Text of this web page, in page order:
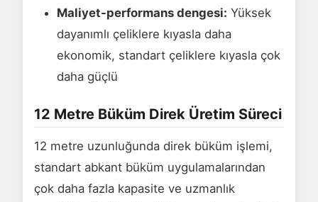
Maliyet-performans dengesi: Yüksek
dayanımlı çeliklere kıyasla daha
ekonomik, standart çeliklere kıyasla çok
daha güçlü
12 Metre Büküm Direk Üretim Süreci
12 metre uzunluğunda direk büküm işlemi,
standart abkant büküm uygulamalarından
çok daha fazla kapasite ve uzmanlık